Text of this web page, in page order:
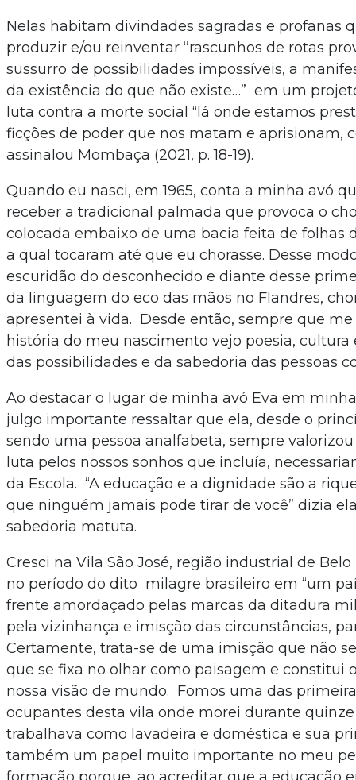
Nelas habitam divindades sagradas e profanas
produzir e/ou reinventar “rascunhos de rotas
sussurro de possibilidades impossíveis, a
da existência do que não existe…” em um
luta contra a morte social “lá onde estamos
ficções de poder que nos matam e aprisionam,
assinalou Mombaça (2021, p. 18-19).
Quando eu nasci, em 1965, conta a minha avó
receber a tradicional palmada que provoca o
colocada embaixo de uma bacia feita de folhas
a qual tocaram até que eu chorasse. Desse
escuridão do desconhecido e diante desse
da linguagem do eco das mãos no Flandres,
apresentei à vida. Desde então, sempre que
história do meu nascimento vejo poesia,
das possibilidades e da sabedoria das pessoas
Ao destacar o lugar de minha avó Eva em
julgo importante ressaltar que ela, desde o
sendo uma pessoa analfabeta, sempre
luta pelos nossos sonhos que incluía,
da Escola. “A educação e a dignidade são a
que ninguém jamais pode tirar de você” dizia
sabedoria matuta.
Cresci na Vila São José, região industrial de Belo
no período do dito milagre brasileiro em “um
frente amordaçado pelas marcas da ditadura
pela vizinhança e imisção das circunstâncias,
Certamente, trata-se de uma imisção que não
que se fixa no olhar como paisagem e constitui
nossa visão de mundo. Fomos uma das
ocupantes desta vila onde morei durante
trabalhava como lavadeira e doméstica e sua
também um papel muito importante no meu